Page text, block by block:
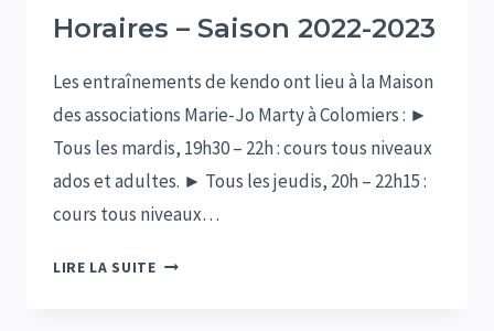
DOJO
Horaires – Saison 2022-2023
Les entraînements de kendo ont lieu à la Maison
des associations Marie-Jo Marty à Colomiers : ►
Tous les mardis, 19h30 – 22h : cours tous niveaux
ados et adultes. ► Tous les jeudis, 20h – 22h15 :
cours tous niveaux…
LIRE LA SUITEHORAIRES